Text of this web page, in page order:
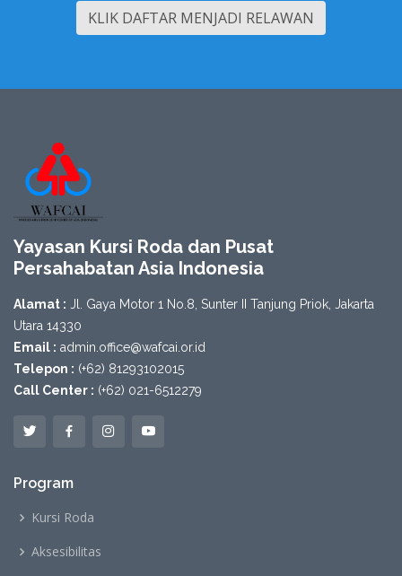
KLIK DAFTAR MENJADI RELAWAN
Yayasan Kursi Roda dan Pusat
Persahabatan Asia Indonesia
Alamat : Jl. Gaya Motor 1 No.8, Sunter II Tanjung Priok, Jakarta
Utara 14330
Email : admin.office@wafcai.or.id
Telepon : (+62) 81293102015
Call Center : (+62) 021-6512279
Program
Kursi Roda
Aksesibilitas